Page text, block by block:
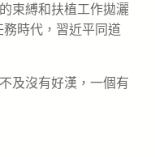
束縛和扶植工作拋灑
務時代，習近平同道
及沒有好漢，一個有